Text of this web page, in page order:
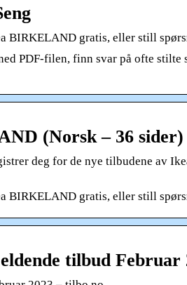
BIRKELAND gratis, eller still
PDF-filen, finn svar på ofte stilte
(Norsk – 36 sider)
deg for de nye tilbudene av
BIRKELAND gratis, eller still
tilbud Februar